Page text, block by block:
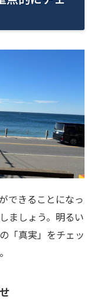
できることになっ
ましょう。明るい
「真実」をチェッ